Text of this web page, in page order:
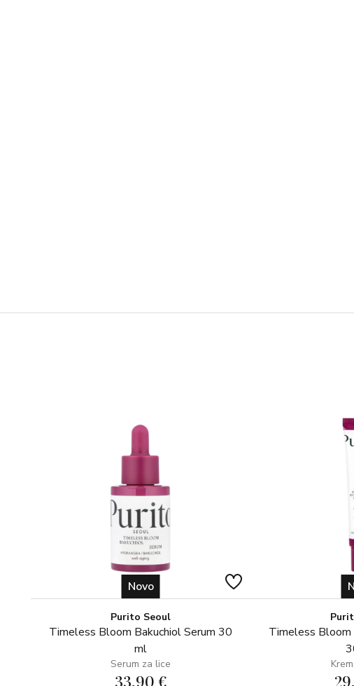
Novo
Purito Seoul
Timeless Bloom Bakuchiol Serum 30
ml
Serum za lice
33,90 €
Timeless